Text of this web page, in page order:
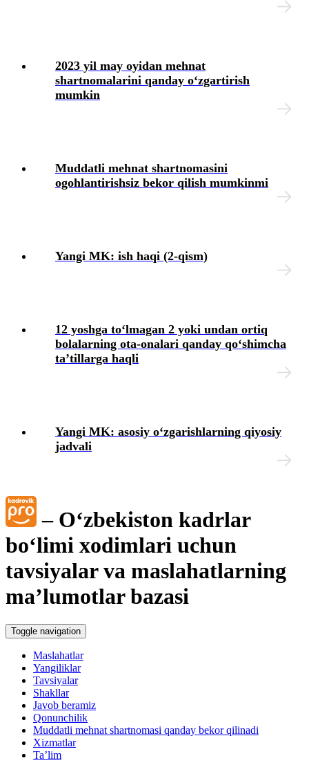
2023 yil may oyidan mehnat
shartnomalarini qanday oʻzgartirish
mumkin
Muddatli mehnat shartnomasini
ogohlantirishsiz bekor qilish mumkinmi
Yangi MK: ish haqi (2-qism)
12 yoshga toʻlmagan 2 yoki undan ortiq
bolalarning ota-onalari qanday qoʻshimcha
ta’tillarga haqli
Yangi MK: asosiy oʻzgarishlarning qiyosiy
jadvali
– Oʻzbekiston kadrlar
boʻlimi хodimlari uchun
tavsiyalar va maslahatlarning
ma’lumotlar bazasi
Toggle navigation
Maslahatlar
Yangiliklar
Tavsiyalar
Shakllar
Javob beramiz
Qonunchilik
Muddatli mehnat shartnomasi qanday bekor qilinadi
Xizmatlar
Ta’lim